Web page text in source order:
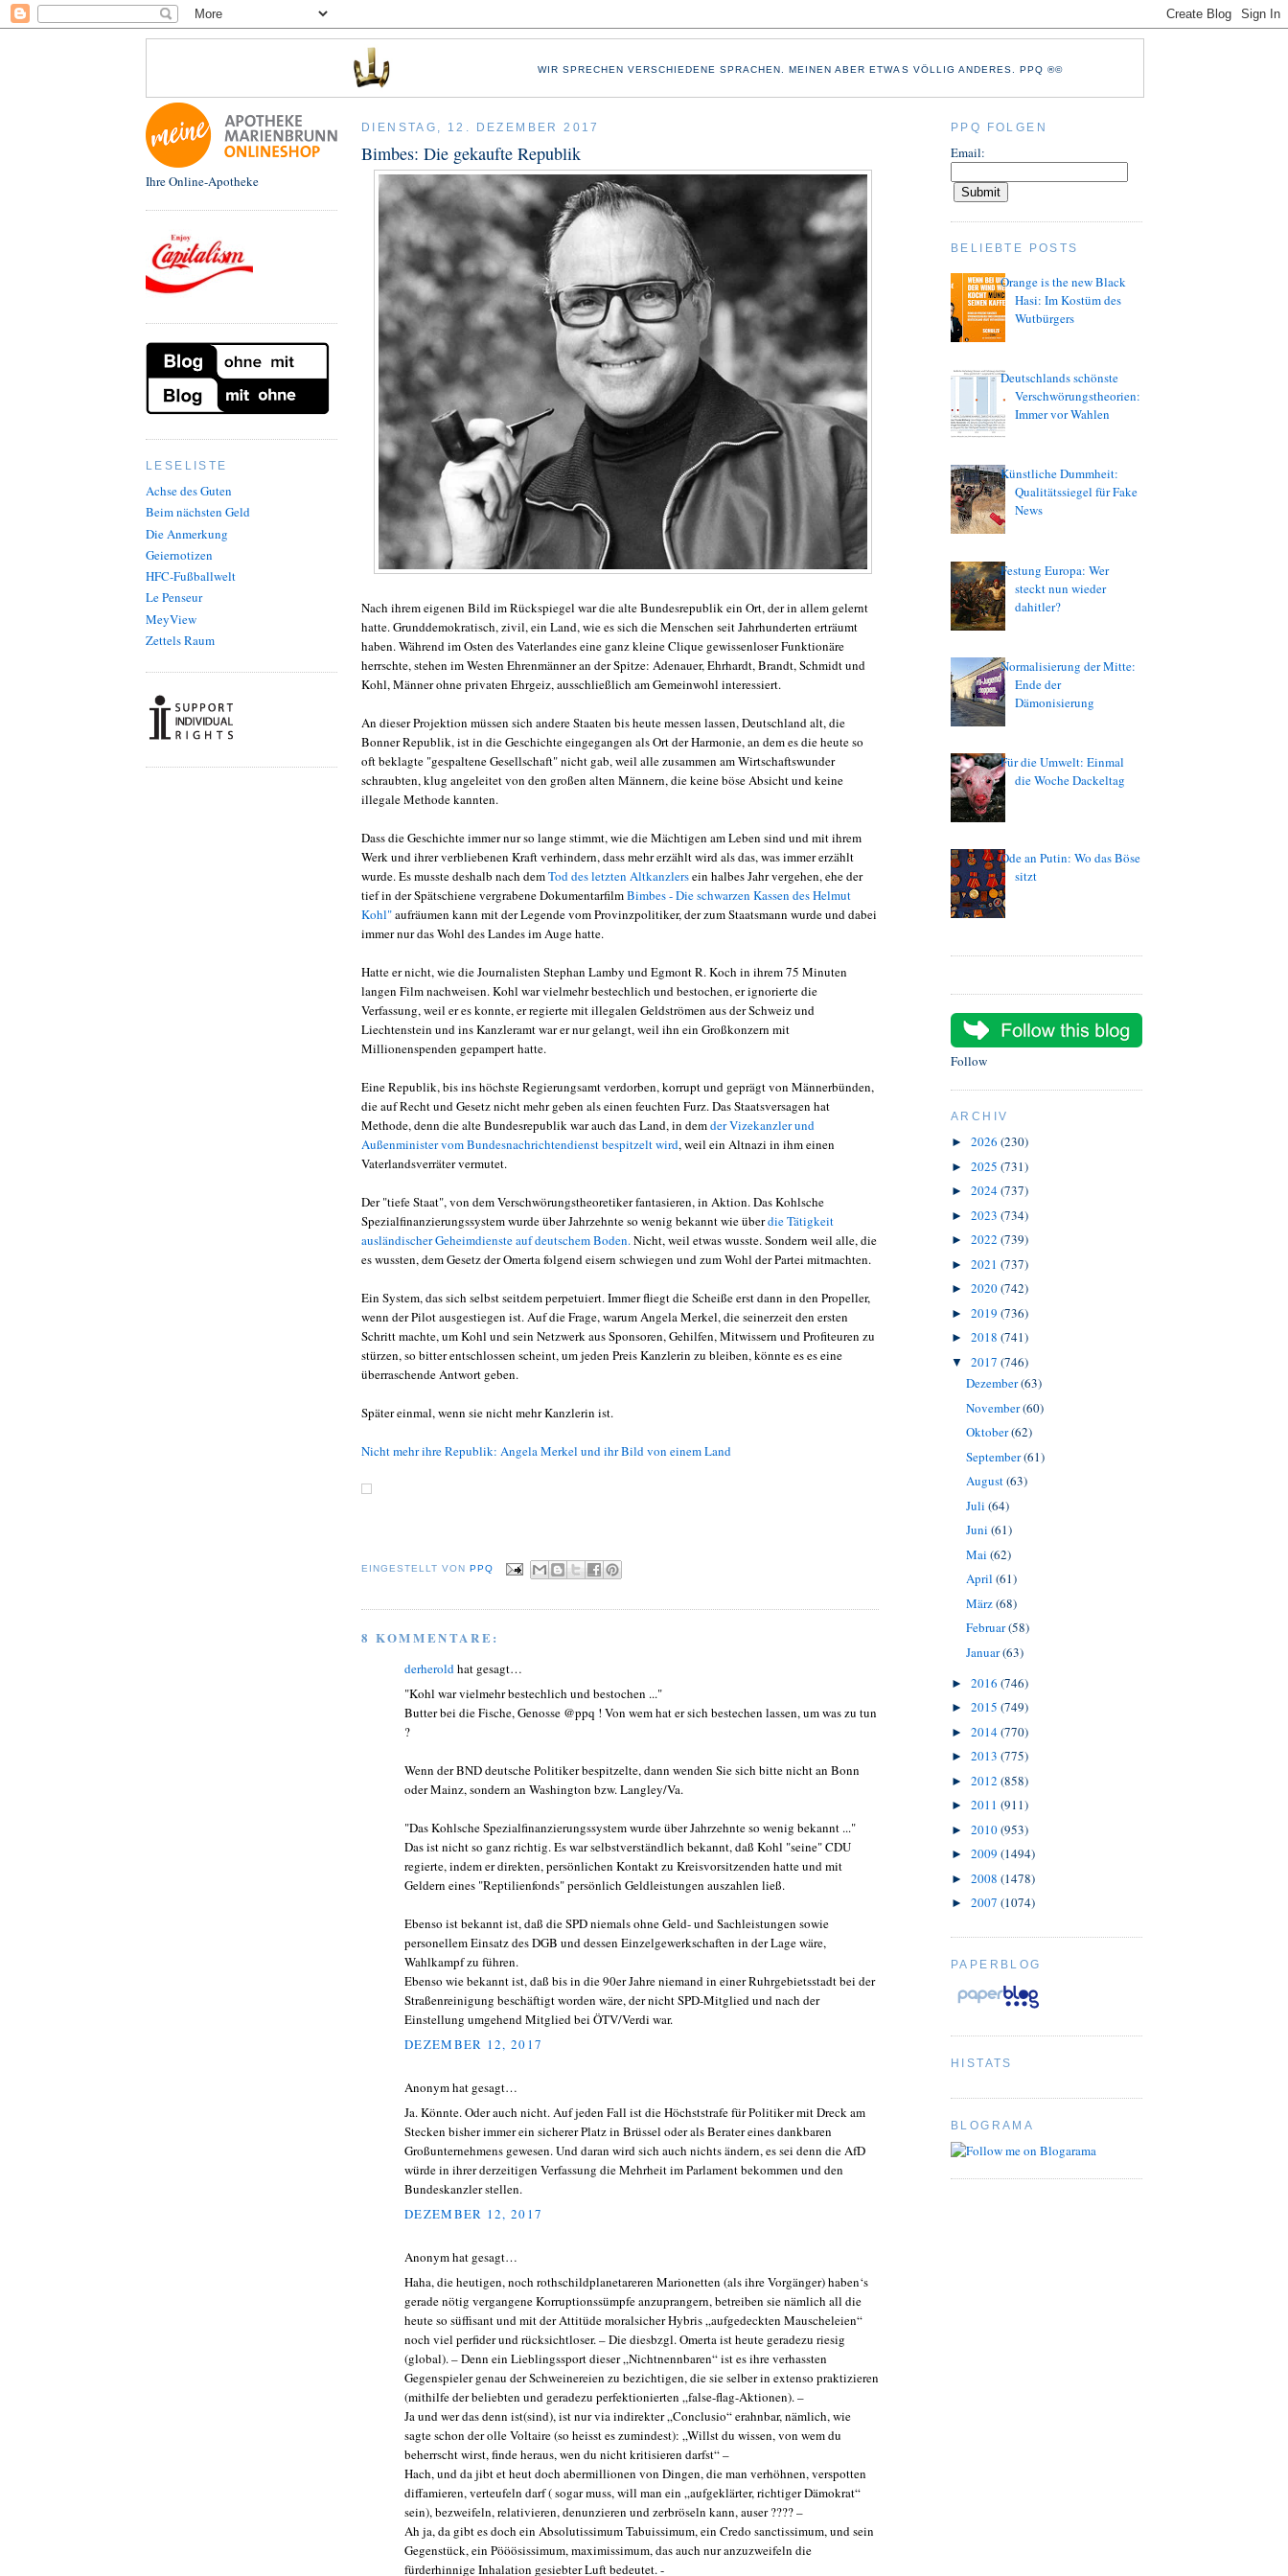
WIR SPRECHEN VERSCHIEDENE SPRACHEN. MEINEN ABER ETWAS VÖLLIG ANDERES. PPQ ®©
Ihre Online-Apotheke
LESELISTE
Achse des Guten
Beim nächsten Geld
Die Anmerkung
Geiernotizen
HFC-Fußballwelt
Le Penseur
MeyView
Zettels Raum
DIENSTAG, 12. DEZEMBER 2017
Bimbes: Die gekaufte Republik
Nach ihrem eigenen Bild im Rückspiegel war die alte Bundesrepublik ein Ort, der in allem gelernt
hatte. Grunddemokratisch, zivil, ein Land, wie es sich die Menschen seit Jahrhunderten erträumt
haben. Während im Osten des Vaterlandes eine ganz kleine Clique gewissenloser Funktionäre
herrschte, stehen im Westen Ehrenmänner an der Spitze: Adenauer, Ehrhardt, Brandt, Schmidt und
Kohl, Männer ohne privaten Ehrgeiz, ausschließlich am Gemeinwohl interessiert.
An dieser Projektion müssen sich andere Staaten bis heute messen lassen, Deutschland alt, die
Bonner Republik, ist in die Geschichte eingegangen als Ort der Harmonie, an dem es die heute so
oft beklagte "gespaltene Gesellschaft" nicht gab, weil alle zusammen am Wirtschaftswunder
schraubten, klug angeleitet von den großen alten Männern, die keine böse Absicht und keine
illegale Methode kannten.
Dass die Geschichte immer nur so lange stimmt, wie die Mächtigen am Leben sind und mit ihrem
Werk und ihrer verbliebenen Kraft verhindern, dass mehr erzählt wird als das, was immer erzählt
wurde. Es musste deshalb nach demTod des letzten Altkanzlersein halbes Jahr vergehen, ehe der
tief in der Spätschiene vergrabene DokumentarfilmBimbes - Die schwarzen Kassen des Helmut
Kohl"aufräumen kann mit der Legende vom Provinzpolitiker, der zum Staatsmann wurde und dabei
immer nur das Wohl des Landes im Auge hatte.
Hatte er nicht, wie die Journalisten Stephan Lamby und Egmont R. Koch in ihrem 75 Minuten
langen Film nachweisen. Kohl war vielmehr bestechlich und bestochen, er ignorierte die
Verfassung, weil er es konnte, er regierte mit illegalen Geldströmen aus der Schweiz und
Liechtenstein und ins Kanzleramt war er nur gelangt, weil ihn ein Großkonzern mit
Millionenspenden gepampert hatte.
Eine Republik, bis ins höchste Regierungsamt verdorben, korrupt und geprägt von Männerbünden,
die auf Recht und Gesetz nicht mehr geben als einen feuchten Furz. Das Staatsversagen hat
Methode, denn die alte Bundesrepublik war auch das Land, in demder Vizekanzler und
Außenminister vom Bundesnachrichtendienst bespitzelt wird, weil ein Altnazi in ihm einen
Vaterlandsverräter vermutet.
Der "tiefe Staat", von dem Verschwörungstheoretiker fantasieren, in Aktion. Das Kohlsche
Spezialfinanzierungssystem wurde über Jahrzehnte so wenig bekannt wie überdie Tätigkeit
ausländischer Geheimdienste auf deutschem Boden. Nicht, weil etwas wusste. Sondern weil alle, die
es wussten, dem Gesetz der Omerta folgend eisern schwiegen und zum Wohl der Partei mitmachten.
Ein System, das sich selbst seitdem perpetuiert. Immer fliegt die Scheiße erst dann in den Propeller,
wenn der Pilot ausgestiegen ist. Auf die Frage, warum Angela Merkel, die seinerzeit den ersten
Schritt machte, um Kohl und sein Netzwerk aus Sponsoren, Gehilfen, Mitwissern und Profiteuren zu
stürzen, so bitter entschlossen scheint, um jeden Preis Kanzlerin zu bleiben, könnte es es eine
überraschende Antwort geben.
Später einmal, wenn sie nicht mehr Kanzlerin ist.
Nicht mehr ihre Republik: Angela Merkel und ihr Bild von einem Land
EINGESTELLT VON PPQ
8 KOMMENTARE:
derheroldhat gesagt…
"Kohl war vielmehr bestechlich und bestochen ..."
Butter bei die Fische, Genosse @ppq ! Von wem hat er sich bestechen lassen, um was zu tun
?
Wenn der BND deutsche Politiker bespitzelte, dann wenden Sie sich bitte nicht an Bonn
oder Mainz, sondern an Washington bzw. Langley/Va.
"Das Kohlsche Spezialfinanzierungssystem wurde über Jahrzehnte so wenig bekannt ..."
Das ist nicht so ganz richtig. Es war selbstverständlich bekannt, daß Kohl "seine" CDU
regierte, indem er direkten, persönlichen Kontakt zu Kreisvorsitzenden hatte und mit
Geldern eines "Reptilienfonds" persönlich Geldleistungen auszahlen ließ.
Ebenso ist bekannt ist, daß die SPD niemals ohne Geld- und Sachleistungen sowie
personellem Einsatz des DGB und dessen Einzelgewerkschaften in der Lage wäre,
Wahlkampf zu führen.
Ebenso wie bekannt ist, daß bis in die 90er Jahre niemand in einer Ruhrgebietsstadt bei der
Straßenreinigung beschäftigt worden wäre, der nicht SPD-Mitglied und nach der
Einstellung umgehend Mitglied bei ÖTV/Verdi war.
DEZEMBER 12, 2017
Anonym hat gesagt…
Ja. Könnte. Oder auch nicht. Auf jeden Fall ist die Höchststrafe für Politiker mit Dreck am
Stecken bisher immer ein sicherer Platz in Brüssel oder als Berater eines dankbaren
Großunternehmens gewesen. Und daran wird sich auch nichts ändern, es sei denn die AfD
würde in ihrer derzeitigen Verfassung die Mehrheit im Parlament bekommen und den
Bundeskanzler stellen.
DEZEMBER 12, 2017
Anonym hat gesagt…
Haha, die heutigen, noch rothschildplanetareren Marionetten (als ihre Vorgänger) haben‘s
gerade nötig vergangene Korruptionssümpfe anzuprangern, betreiben sie nämlich all die
heute so süffisant und mit der Attitüde moralsicher Hybris „aufgedeckten Mauscheleien“
noch viel perfider und rücksichtloser. – Die diesbzgl. Omerta ist heute geradezu riesig
(global). – Denn ein Lieblingssport dieser „Nichtnennbaren“ ist es ihre verhassten
Gegenspieler genau der Schweinereien zu bezichtigen, die sie selber in extenso praktizieren
(mithilfe der beliebten und geradezu perfektionierten „false-flag-Aktionen). –
Ja und wer das denn ist(sind), ist nur via indirekter „Conclusio“ erahnbar, nämlich, wie
sagte schon der olle Voltaire (so heisst es zumindest): „Willst du wissen, von wem du
beherrscht wirst, finde heraus, wen du nicht kritisieren darfst“ –
Hach, und da jibt et heut doch abermillionen von Dingen, die man verhöhnen, verspotten
diffamieren, verteufeln darf ( sogar muss, will man ein „aufgeklärter, richtiger Dämokrat“
sein), bezweifeln, relativieren, denunzieren und zerbröseln kann, auser ???? –
Ah ja, da gibt es doch ein Absolutissimum Tabuissimum, ein Credo sanctissimum, und sein
Gegenstück, ein Pööösissimum, maximissimum, das auch nur anzuzweifeln die
fürderhinnige Inhalation gesiebter Luft bedeutet. -
PPQ FOLGEN
Email:
BELIEBTE POSTS
Orange is the new Black
Hasi: Im Kostüm des
Wutbürgers
Deutschlands schönste
Verschwörungstheorien:
Immer vor Wahlen
Künstliche Dummheit:
Qualitätssiegel für Fake
News
Festung Europa: Wer
steckt nun wieder
dahitler?
Normalisierung der Mitte:
Ende der
Dämonisierung
Für die Umwelt: Einmal
die Woche Dackeltag
Ode an Putin: Wo das Böse
sitzt
Follow
ARCHIV
► 2026 (230)
► 2025 (731)
► 2024(737)
► 2023 (734)
► 2022 (739)
► 2021 (737)
► 2020(742)
► 2019 (736)
► 2018 (741)
▼ 2017 (746)
Dezember(63)
November(60)
Oktober(62)
September(61)
August(63)
Juli (64)
Juni (61)
Mai (62)
April (61)
März(68)
Februar(58)
Januar(63)
► 2016 (746)
► 2015 (749)
► 2014(770)
► 2013 (775)
► 2012 (858)
► 2011 (911)
► 2010(953)
► 2009 (1494)
► 2008 (1478)
► 2007 (1074)
PAPERBLOG
HISTATS
BLOGRAMA